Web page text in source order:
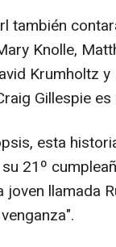
también
Knolle,
Krumholtz
Gillespie
esta
21º
joven llamada